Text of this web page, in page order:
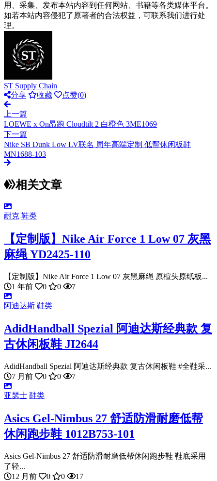
用、采集、发布本站内容到任何网站、书籍等各类媒体平台。
如若本站内容侵犯了原著者的合法权益，可联系我们进行处
理。
ST Supply Chain
分享
收藏 点赞(0)
上一篇
LOEWE x On昂跑 Cloudtilt 2 白橙色 3ME1069
下一篇
Nike SB Dunk Low LV联名 周年高端定制 低帮休闲板鞋
MN1688-103
相关文章
耐克 鞋类
【定制版】Nike Air Force 1 Low 07 灰黑
麻绳 YD2425-110
【定制版】Nike Air Force 1 Low 07 灰黑麻绳 原楦头原纸板...
1 年前
0 0 7
阿迪达斯 鞋类
AdidHandball Spezial 阿迪达斯经典款 复
古休闲板鞋 JI2644
AdidHandball Spezial 阿迪达斯经典款 复古休闲板鞋 #全鞋采...
7 月前
0 0 7
亚瑟士 鞋类
Asics Gel-Nimbus 27 舒适防滑耐磨低帮
休闲跑步鞋 1012B753-101
Asics Gel-Nimbus 27 舒适防滑耐磨低帮休闲跑步鞋 鞋底采用
了轻...
12 月前
0 0 17